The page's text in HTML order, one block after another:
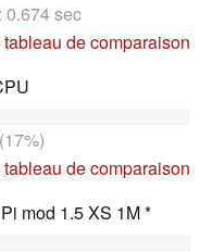
sec
de comparaison
(17%)
de comparaison
mod 1.5 XS 1M *